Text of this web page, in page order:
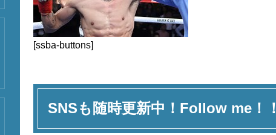
[ssba-buttons]
SNSも随時更新中！Follow me！！